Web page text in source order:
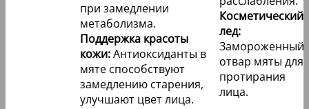
при замедлении
метаболизма.
Поддержка красоты
кожи:Антиоксиданты в
мяте способствуют
замедлению старения,
улучшают цвет лица.
Косметический
лед:
Замороженный
отвар мяты для
протирания
лица.